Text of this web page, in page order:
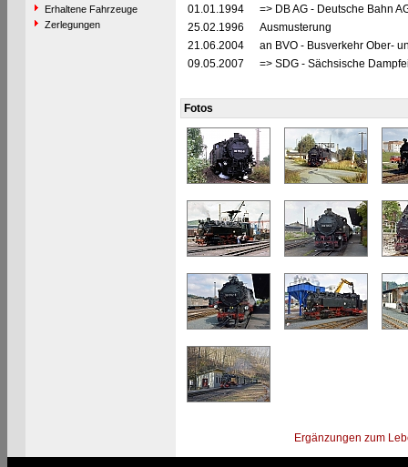
Erhaltene Fahrzeuge
Zerlegungen
01.01.1994
=> DB AG - Deutsche Bahn
25.02.1996
Ausmusterung
21.06.2004
an BVO - Busverkehr Ober-
09.05.2007
=> SDG - Sächsische
Fotos
Ergänzungen zum